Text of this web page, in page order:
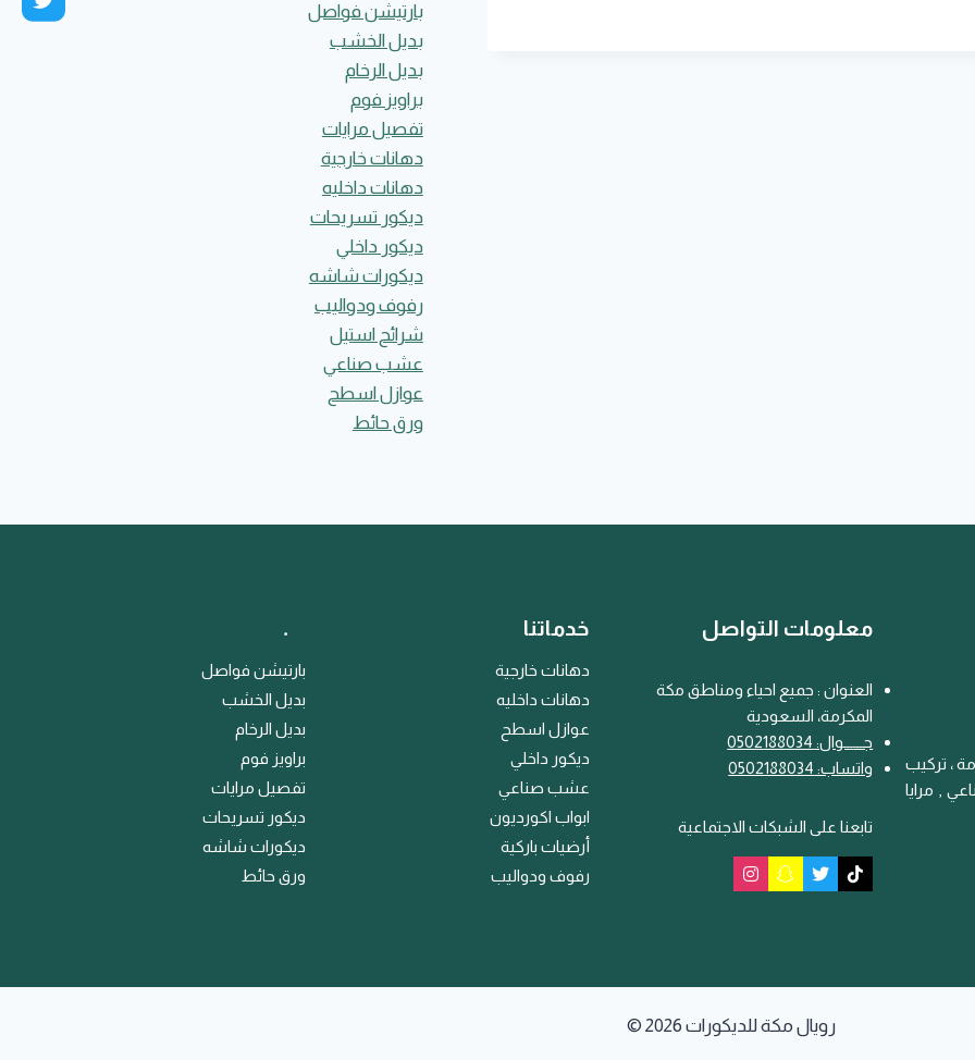
بارتيشن فواصل
بديل الخشب
بديل الرخام
براويز فوم
تفصيل مرايات
دهانات خارجية
دهانات داخليه
ديكور تسريحات
ديكور داخلي
ديكورات شاشه
رفوف ودواليب
شرائح استيل
عشب صناعي
عوازل اسطح
ورق حائط
، تركيب
, مرايا
معلومات التواصل
العنوان : جميع احياء ومناطق مكة
المكرمة، السعودية
جـــ
ــوال: 0502188034
واتساب: 0502188034
تابعنا على الشبكات الاجتماعية
خدماتنا
دهانات خارجية
دهانات داخليه
عوازل اسطح
ديكور داخلي
عشب صناعي
ابواب اكورديون
أرضيات باركية
رفوف ودواليب
﹒
بارتيشن فواصل
بديل الخشب
بديل الرخام
براويز فوم
تفصيل مرايات
ديكور تسريحات
ديكورات شاشه
ورق حائط
© 2026 رويال مكة للديكورات